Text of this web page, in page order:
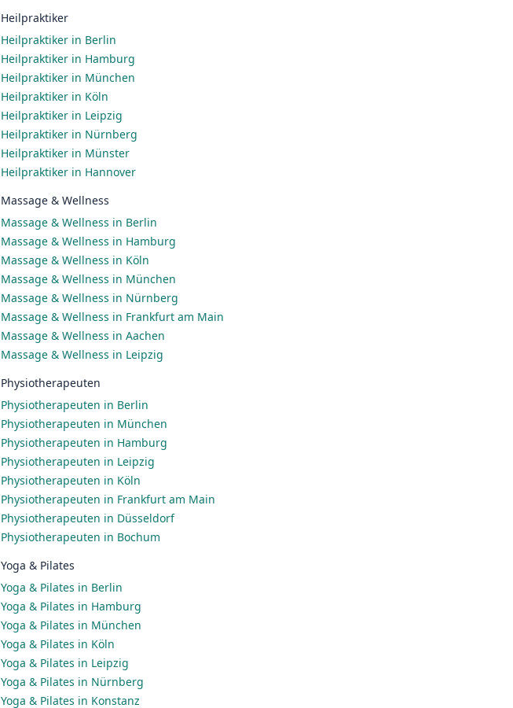
Heilpraktiker
Heilpraktiker in Berlin
Heilpraktiker in Hamburg
Heilpraktiker in München
Heilpraktiker in Köln
Heilpraktiker in Leipzig
Heilpraktiker in Nürnberg
Heilpraktiker in Münster
Heilpraktiker in Hannover
Massage & Wellness
Massage & Wellness in Berlin
Massage & Wellness in Hamburg
Massage & Wellness in Köln
Massage & Wellness in München
Massage & Wellness in Nürnberg
Massage & Wellness in Frankfurt am Main
Massage & Wellness in Aachen
Massage & Wellness in Leipzig
Physiotherapeuten
Physiotherapeuten in Berlin
Physiotherapeuten in München
Physiotherapeuten in Hamburg
Physiotherapeuten in Leipzig
Physiotherapeuten in Köln
Physiotherapeuten in Frankfurt am Main
Physiotherapeuten in Düsseldorf
Physiotherapeuten in Bochum
Yoga & Pilates
Yoga & Pilates in Berlin
Yoga & Pilates in Hamburg
Yoga & Pilates in München
Yoga & Pilates in Köln
Yoga & Pilates in Leipzig
Yoga & Pilates in Nürnberg
Yoga & Pilates in Konstanz